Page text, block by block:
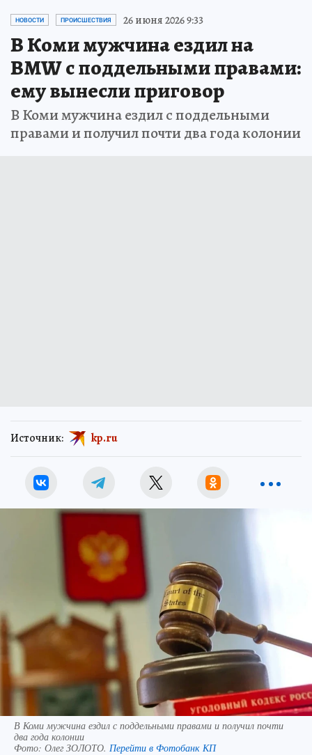
НОВОСТИ ПРОИСШЕСТВИЯ 26 июня 2026 9:33
В Коми мужчина ездил на
BMW с поддельными правами:
ему вынесли приговор
В Коми мужчина ездил с поддельными
правами и получил почти два года колонии
Источник: kp.ru
В Коми мужчина ездил с поддельными правами и получил почти
два года колонии
Фото: Олег ЗОЛОТО. Перейти в Фотобанк КП